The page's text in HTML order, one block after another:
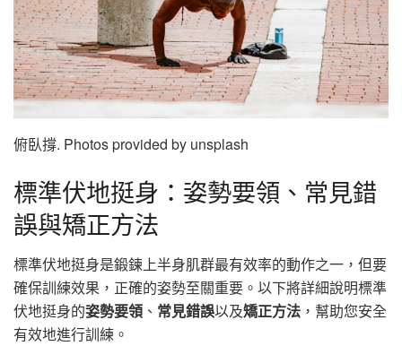
俯臥撐. Photos provided by unsplash
標準伏地挺身：姿勢要領、常見錯
誤與矯正方法
標準伏地挺身是鍛鍊上半身肌群最有效率的動作之一，但要
確保訓練效果，正確的姿勢至關重要。以下將詳細說明標準
伏地挺身的姿勢要領 、 常見錯誤以及矯正方法 ，幫助您安全
有效地進行訓練。